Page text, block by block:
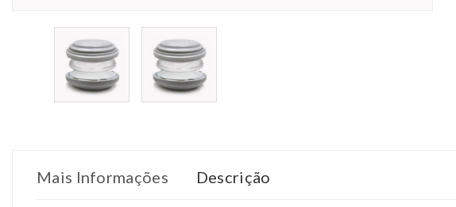
Mais Informações Descrição